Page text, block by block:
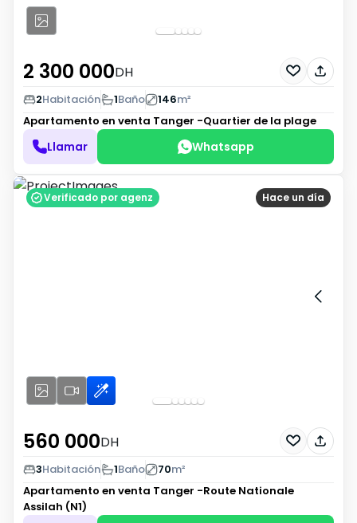
2 300 000DH
2Habitación 1Baño 146m²
Apartamento en venta Tanger -Quartier de la plage
Llamar Whatsapp
Hace un día
Verificado por agenz
560 000DH
3Habitación 1Baño 70m²
Apartamento en venta Tanger -Route Nationale
Assilah (N1)